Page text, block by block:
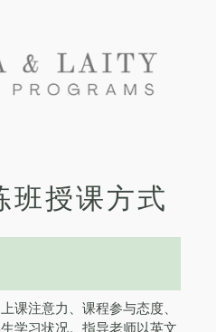
班授课方式
课注意力、课程参与态度、
学习状况。指导老师以英文